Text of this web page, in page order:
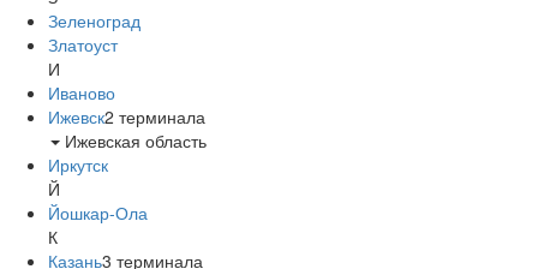
Зеленоград
Златоуст
И
Иваново
Ижевск2 терминала
Ижевская область
Иркутск
Й
Йошкар-Ола
К
Казань3 терминала